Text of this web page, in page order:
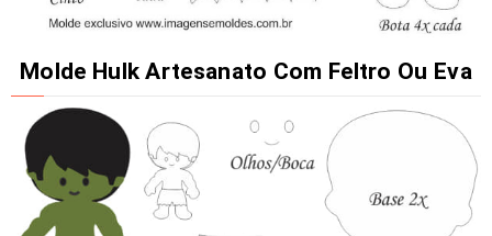
Molde Hulk Artesanato Com Feltro Ou Eva